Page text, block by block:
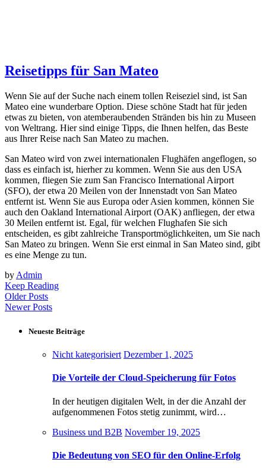
Reisetipps für San Mateo
Wenn Sie auf der Suche nach einem tollen Reiseziel sind, ist San
Mateo eine wunderbare Option. Diese schöne Stadt hat für jeden
etwas zu bieten, von atemberaubenden Stränden bis hin zu Museen
von Weltrang. Hier sind einige Tipps, die Ihnen helfen, das Beste
aus Ihrer Reise nach San Mateo zu machen.
San Mateo wird von zwei internationalen Flughäfen angeflogen, so
dass es einfach ist, hierher zu kommen. Wenn Sie aus den USA
kommen, fliegen Sie zum San Francisco International Airport
(SFO), der etwa 20 Meilen von der Innenstadt von San Mateo
entfernt ist. Wenn Sie aus Europa oder Asien kommen, können Sie
auch den Oakland International Airport (OAK) anfliegen, der etwa
30 Meilen entfernt ist. Egal, für welchen Flughafen Sie sich
entscheiden, es gibt zahlreiche Transportmöglichkeiten, um Sie nach
San Mateo zu bringen. Wenn Sie erst einmal in San Mateo sind, gibt
es eine Menge zu tun.
by Admin
Keep Reading
Older Posts
Newer Posts
Neueste Beiträge
Nicht kategorisiert Dezember 1, 2025
Die Vorteile der Cloud-Speicherung für Fotos
In der heutigen digitalen Welt, in der die Anzahl der
aufgenommenen Fotos stetig zunimmt, wird…
Business und B2B November 19, 2025
Die Bedeutung von SEO für den Online-Erfolg